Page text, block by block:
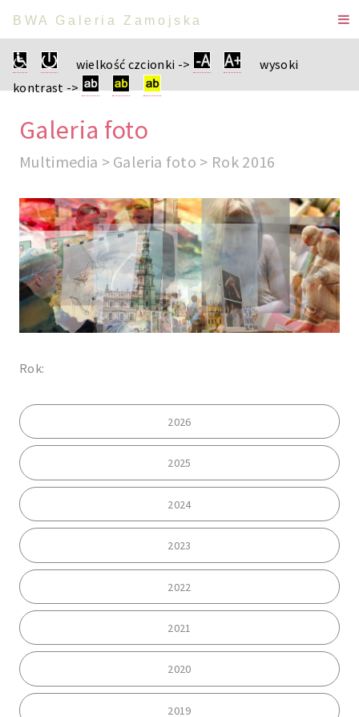
BWA Galeria Zamojska
wielkość czcionki ->
wysoki
kontrast ->
Galeria foto
Multimedia > Galeria foto > Rok 2016
Rok:
2026
2025
2024
2023
2022
2021
2020
2019